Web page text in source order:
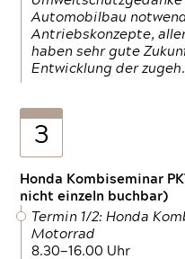
Automobilbau
Antriebskonzepte,
haben sehr gute
Entwicklung der
3
Honda Kombiseminar
nicht einzeln buchbar)
Termin 1/2: Honda
Motorrad
8.30—16.00 Uhr